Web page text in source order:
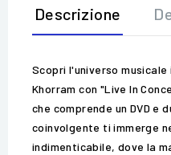
Descrizione
Scopri l'universo
Khorram con "Live In
che comprende un DVD e
coinvolgente ti immerge
indimenticabile, dove la